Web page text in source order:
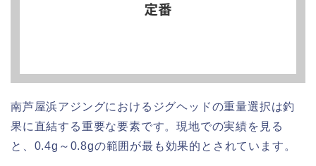
南芦屋浜アジングにおけるジグヘッドの重量選択は釣
果に直結する重要な要素です。現地での実績を見る
と、0.4g～0.8gの範囲が最も効果的とされています。